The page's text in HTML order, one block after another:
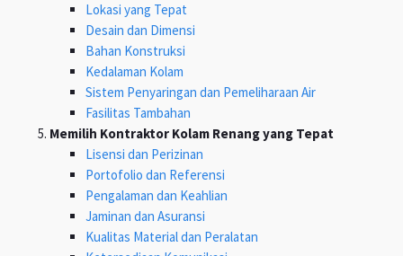
Lokasi yang Tepat
Desain dan Dimensi
Bahan Konstruksi
Kedalaman Kolam
Sistem Penyaringan dan Pemeliharaan Air
Fasilitas Tambahan
Memilih Kontraktor Kolam Renang yang Tepat
Lisensi dan Perizinan
Portofolio dan Referensi
Pengalaman dan Keahlian
Jaminan dan Asuransi
Kualitas Material dan Peralatan